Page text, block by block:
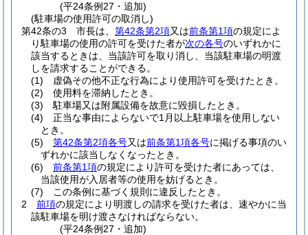
(平24条例27・追加)
(駐車場の使用許可の取消し)
第42条の3
市長は、 第42条第2項又は前条第1項の規定によ
り駐車場の使用の許可を受けた者が次の各号のいずれかに
該当するときは、当該許可を取り消し、当該駐車場の明渡
しを請求することができる。
(1)
虚偽その他不正な行為により使用許可を受けたとき。
(2)
使用料を滞納したとき。
(3)
駐車場又は附属設備を故意に毀損したとき。
(4)
正当な事由によらないで1月以上駐車場を使用しない
とき。
(5)
第42条第2項各号又は前条第1項各号に掲げる事項のい
ずれかに該当しなくなったとき。
(6)
前条第1項の規定により許可を受けた者にあっては、
当該使用が入居者等の使用を妨げるとき。
(7)
この条例に基づく規則に違反したとき。
2
前項の規定により明渡しの請求を受けた者は、速やかに当
該駐車場を明け渡さなければならない。
(平24条例27・追加)